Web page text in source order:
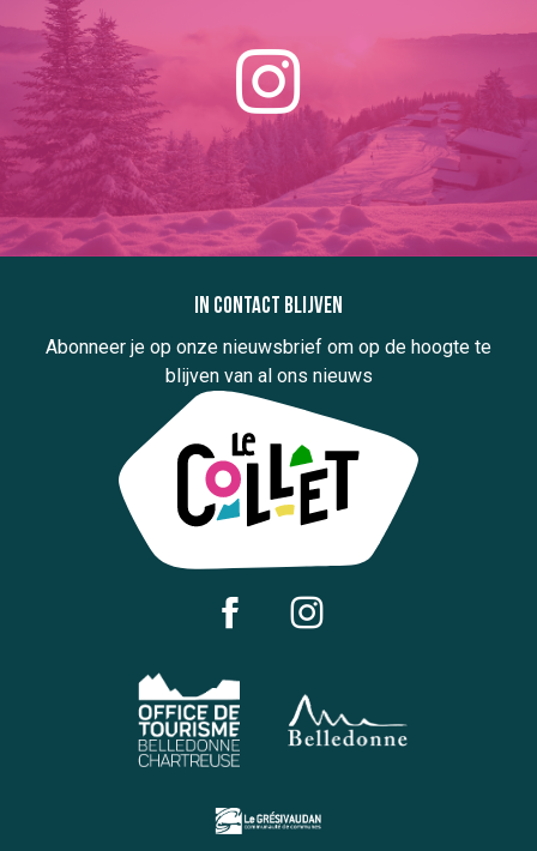
In contact blijven
Abonneer je op onze nieuwsbrief om op de hoogte te
blijven van al ons nieuws